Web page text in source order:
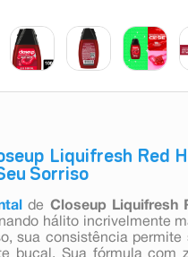
Liquifresh Red
Sorriso
de Closeup Liquifresh
hálito incrivelmente
sua consistência
bucal. Sua fórmula com